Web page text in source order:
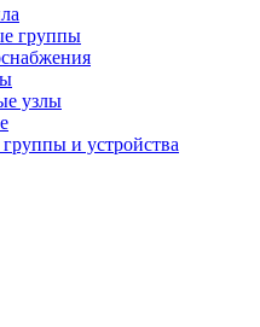
группы
узлы
и устройства